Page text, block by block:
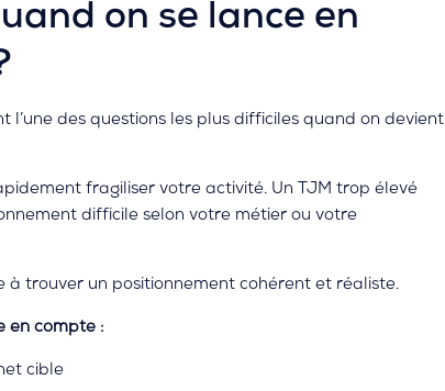
on se lance en
l’une des questions les plus difficiles quand on devient
fragiliser votre activité. Un TJM trop élevé
difficile selon votre métier ou votre
à trouver un positionnement cohérent et réaliste.
en compte :
cible